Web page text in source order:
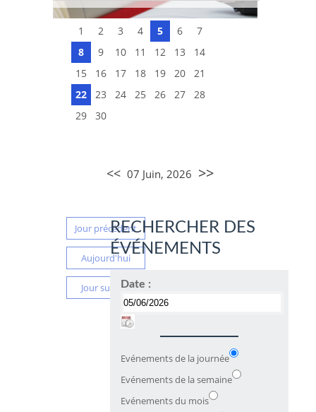
1 2 3 4 5 6
7
8
9 10 11 12 13
14
15
16 17 18 19 20
21
22
23 24 25 26 27
28
29
30
<< 07 Juin, 2026 >>
Jour précédent
Aujourd'hui
Jour suivant
RECHERCHER DES
ÉVÉNEMENTS
Date :
Evénements de la journée
Evénements de la semaine
Evénements du mois